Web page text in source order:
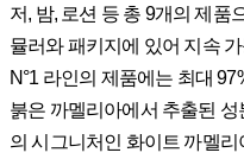
저, 밤, 로션 등 총 9개의 제품
뮬러와 패키지에 있어 지속
N°1 라인의 제품에는 최대
붉은 까멜리아에서 추출된
의 시그니처인 화이트 까멜